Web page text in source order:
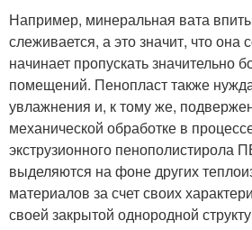
Например, минеральная вата
слеживается, а это значит, что она
начинает пропускать значительно
помещений. Пенопласт также
увлажнения и, к тому же,
механической обработке в
экструзионного
выделяются на фоне других
материалов за счет своих
своей закрытой однородной